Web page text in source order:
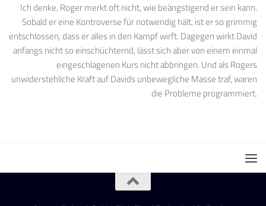
Ich denke, Roger merkt oft nicht, wie beängstigend er sein kann.
Sobald er eine Kontroverse für notwendig hält, ist er so grimmig
entschlossen, dass er alles in den Kampf wirft. Dagegen wirkt David
anfangs nicht so einschüchternd, lässt sich aber von einem einmal
eingeschlagenen Kurs nicht abbringen. Und als Rogers
unwiderstehliche Kraft auf Davids unbewegliche Masse traf, waren
die Probleme programmiert.